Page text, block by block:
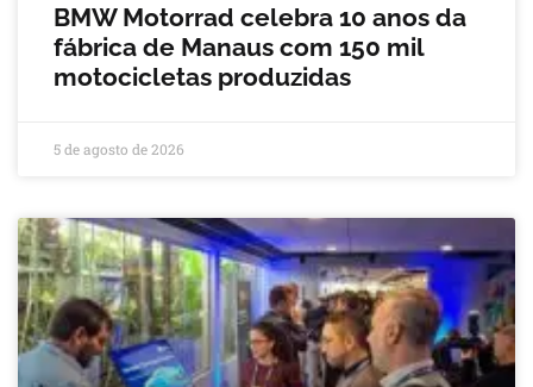
BMW Motorrad celebra 10 anos da
fábrica de Manaus com 150 mil
motocicletas produzidas
5 de agosto de 2026